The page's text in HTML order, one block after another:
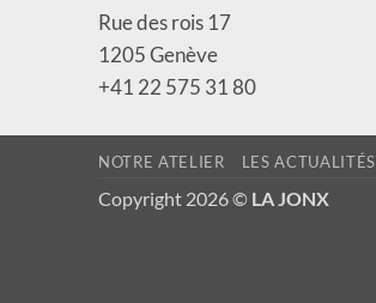
Rue des rois 17
1205 Genève
+41 22 575 31 80
NOTRE ATELIER LES ACTUALITÉS
Copyright 2026 © LA JONX